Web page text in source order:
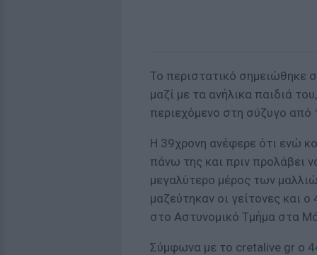
Το περιστατικό σημειώθηκε
μαζί με τα ανήλικα παιδιά
περιεχόμενο στη σύζυγο από
H 39χρονη ανέφερε ότι ενώ
πάνω της και πριν προλάβει
μεγαλύτερο μέρος των
μαζεύτηκαν οι γείτονες και
στο Αστυνομικό Τμήμα στα
Σύμφωνα με το cretalive.gr ο